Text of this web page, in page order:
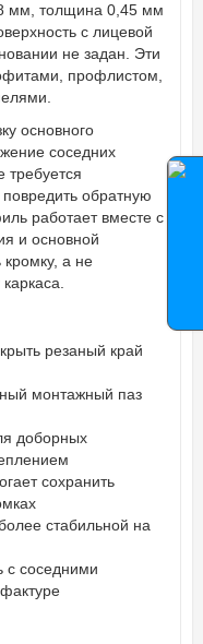
мм, толщина 0,45 мм
с лицевой
не задан. Эти
профлистом,
основного
соседних
требуется
обратную
работает вместе с
и основной
кромку, а не
резаный край
монтажный паз
доборных
сохранить
стабильной на
с соседними